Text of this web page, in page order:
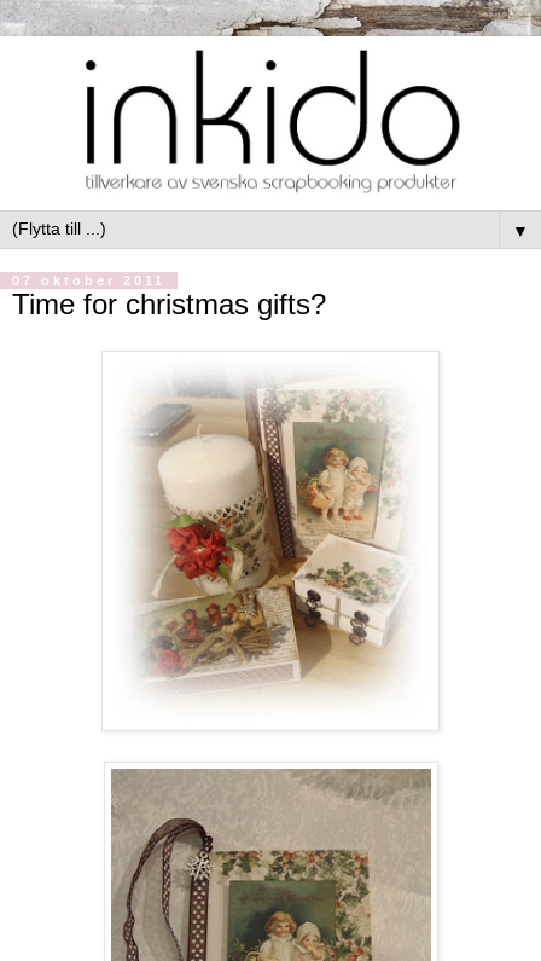
▼
07 oktober 2011
Time for christmas gifts?